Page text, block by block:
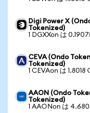
Digi Power X
Tokenized)
1 DGXXon は
CEVA (Ondo
Tokenized)
1 CEVAon は 1.8018
AAON (Ondo
Tokenized)
1 AAONon は